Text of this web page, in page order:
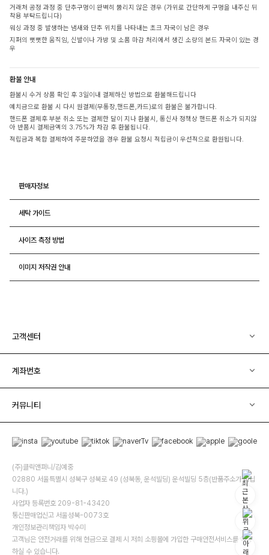
거래처 공정 과정 중 단추구멍이 완벽히 뚫리지 않은 경우 (가위로 간단하게 구멍을 내주신 뒤
착용 부탁드립니다)
워싱 과정 중 발생하는 냄새와 단추 위치를 나타내는 초크 자국이 남은 경우
지퍼의 뻣뻣한 움직임, 신발이나 가방 및 소품 마감 처리에서 생긴 소량의 본드 자국이 있는 경
우
환불 안내
환불시 수거 상품 확인 후 3일이내 결제하신 방법으로 환불해드립니다
예치금으로 환불 시 다시 원결제(무통장,핸드폰,카드)로의 환불은 불가합니다.
핸드폰 결제후 부분 취소 또는 결제한 달이 지나 환불시, 통신사 정책상 핸드폰 취소가 되지않
아 반품시 결제금액의 3.75%가 차감 후 환불됩니다.
적립금과 복합 결제하여 주문하였을 경우 환불 요청시 적립금이 우선적으로 환원됩니다.
판매자정보
세탁 가이드
사이즈 측정 방법
이미지 저작권 안내
고객센터
계좌번호
커뮤니티
(주)클릭앤퍼니/김예중
02880 서울특별시 성북구 성북로 49 (성북동, 운석빌딩) 운석빌딩 5층(반품주소가 아닙
니다.)
사업자 등록번호 209-81-43420
통신판매업신고 서울성북-0073호
개인정보관리책임자 박수미
고객님은 안전거래를 위해 현금으로 결제 시 저희 소핑몰에 가입한 구매안전서비스를 이용
하실 수 있습니다.